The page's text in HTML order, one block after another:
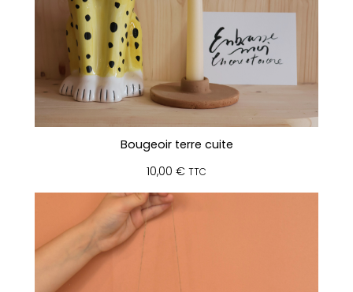
Bougeoir terre cuite
10,00 € TTC